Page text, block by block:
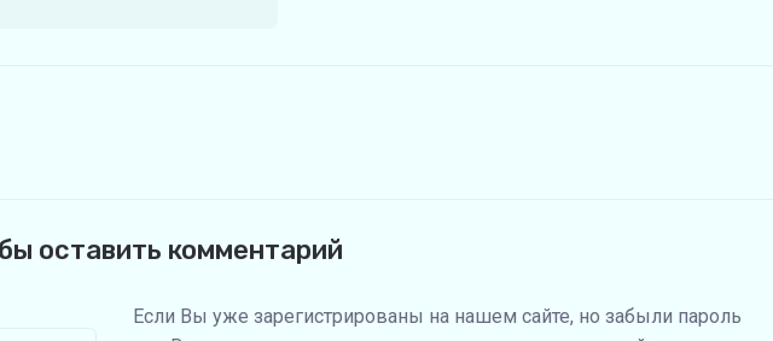
оставить комментарий
Если Вы уже зарегистрированы на нашем сайте, но забыли пароль